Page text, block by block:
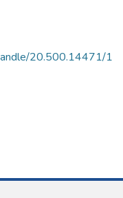
20.500.14471/1